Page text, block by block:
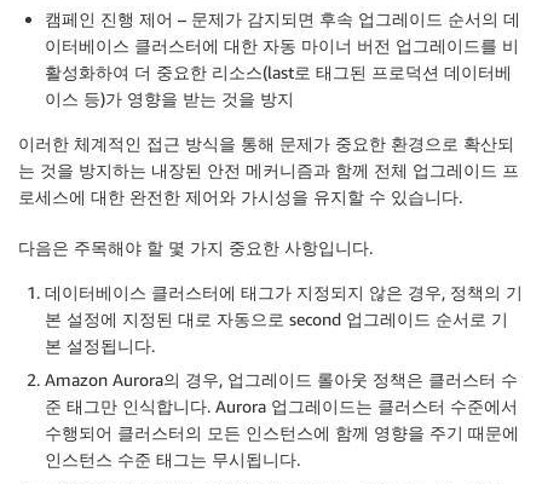
캠페인 진행 제어 – 문제가 감지되면 후속 업그레이드 순서의 데
이터베이스 클러스터에 대한 자동 마이너 버전 업그레이드를 비
활성화하여 더 중요한 리소스(last로 태그된 프로덕션 데이터베
이스 등)가 영향을 받는 것을 방지
이러한 체계적인 접근 방식을 통해 문제가 중요한 환경으로 확산되
는 것을 방지하는 내장된 안전 메커니즘과 함께 전체 업그레이드 프
로세스에 대한 완전한 제어와 가시성을 유지할 수 있습니다.
다음은 주목해야 할 몇 가지 중요한 사항입니다.
데이터베이스 클러스터에 태그가 지정되지 않은 경우, 정책의 기
본 설정에 지정된 대로 자동으로 second 업그레이드 순서로 기
본 설정됩니다.
Amazon Aurora의 경우, 업그레이드 롤아웃 정책은 클러스터 수
준 태그만 인식합니다. Aurora 업그레이드는 클러스터 수준에서
수행되어 클러스터의 모든 인스턴스에 함께 영향을 주기 때문에
인스턴스 수준 태그는 무시됩니다.